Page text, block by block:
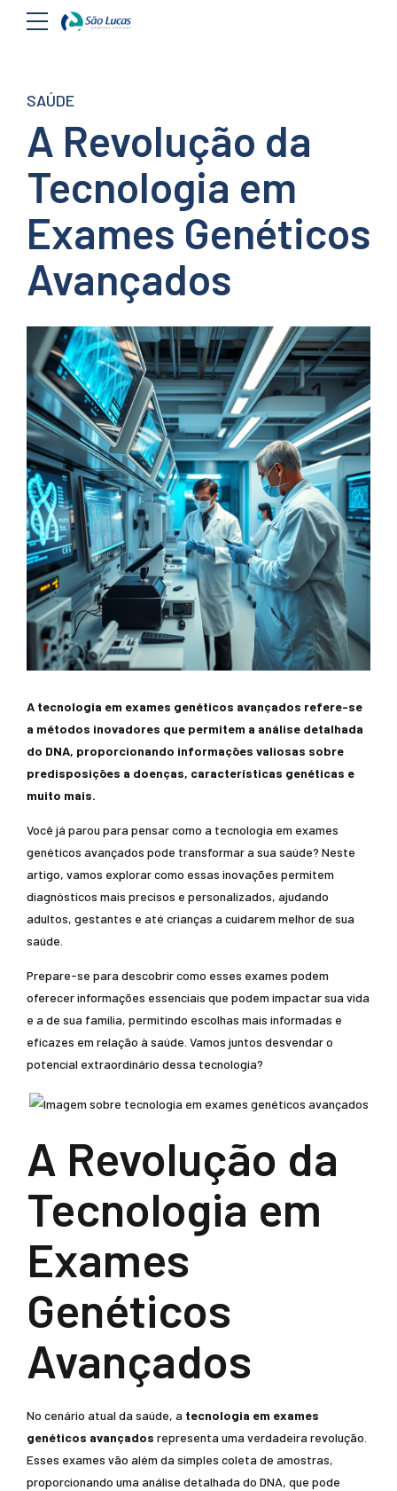
SAÚDE
A Revolução da
Tecnologia em
Exames Genéticos
Avançados
A tecnologia em exames genéticos avançados refere-se
a métodos inovadores que permitem a análise detalhada
do DNA, proporcionando informações valiosas sobre
predisposições a doenças, características genéticas e
muito mais.
Você já parou para pensar como a tecnologia em exames
genéticos avançados pode transformar a sua saúde? Neste
artigo, vamos explorar como essas inovações permitem
diagnósticos mais precisos e personalizados, ajudando
adultos, gestantes e até crianças a cuidarem melhor de sua
saúde.
Prepare-se para descobrir como esses exames podem
oferecer informações essenciais que podem impactar sua vida
e a de sua família, permitindo escolhas mais informadas e
eficazes em relação à saúde. Vamos juntos desvendar o
potencial extraordinário dessa tecnologia?
A Revolução da
Tecnologia em
Exames
Genéticos
Avançados
No cenário atual da saúde, a tecnologia em exames
genéticos avançados representa uma verdadeira revolução.
Esses exames vão além da simples coleta de amostras,
proporcionando uma análise detalhada do DNA, que pode